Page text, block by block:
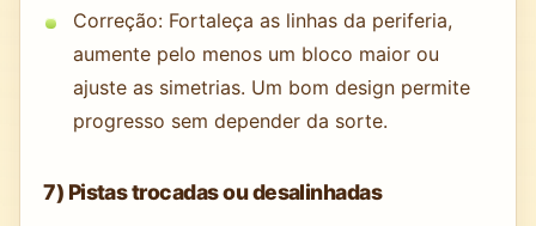
Correção: Fortaleça as linhas da periferia,
aumente pelo menos um bloco maior ou
ajuste as simetrias. Um bom design permite
progresso sem depender da sorte.
7) Pistas trocadas ou desalinhadas